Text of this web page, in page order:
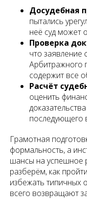
Досудебная
пытались
неё суд может
Проверка
что заявление
Арбитражного
содержит все
Расчёт
оценить
последующего
Грамотная
формальность, а
шансы на успешное
разберём, как
избежать типичных
всего возвращают